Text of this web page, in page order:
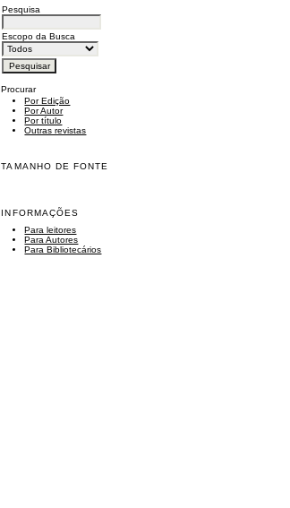
Pesquisa
Escopo da Busca
Procurar
Por Edição
Por Autor
Por título
Outras revistas
TAMANHO DE FONTE
INFORMAÇÕES
Para leitores
Para Autores
Para Bibliotecários